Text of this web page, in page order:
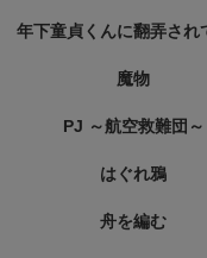
年下童貞くんに翻弄され
魔物
PJ ～航空救難団～
はぐれ鴉
舟を編む